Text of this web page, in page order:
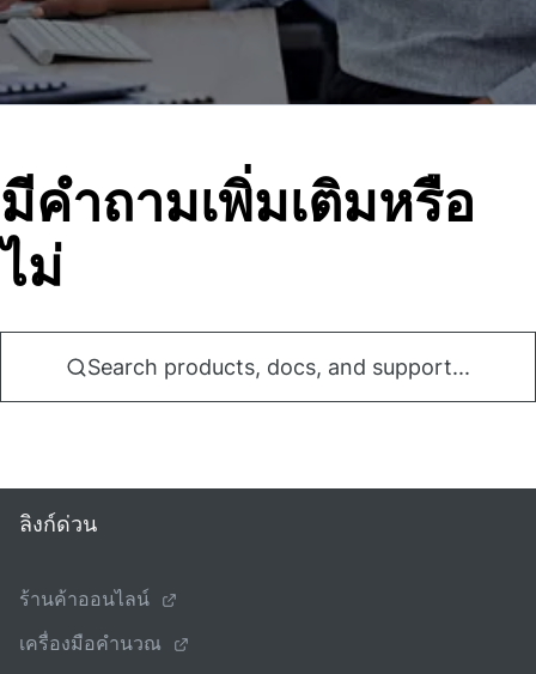
มีคําถามเพิ่มเติมหรือ
ไม่
Search products, docs, and support...
ลิงก์ด่วน
ร้านค้าออนไลน์
เครื่องมือคํานวณ